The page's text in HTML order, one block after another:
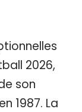
2026,
son
1987. La